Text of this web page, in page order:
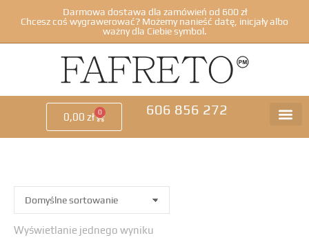
Darmowa dostawa dla zamówień od 600 zł
Chcesz coś wygrawerować? Możemy nanieść datę, inicjały albo
ważny dla Ciebie symbol.
0,00 zł 0 606 856 272
Wyświetlanie jednego wyniku